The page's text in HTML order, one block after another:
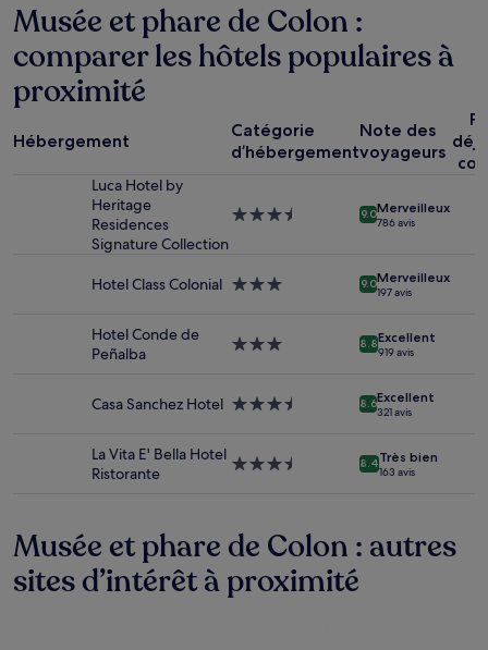
des
24 dernières
heures
sur
la
séjour
disponibilité
susceptibles
supplémentaires
Musée et phare de Colon :
comparer les hôtels populaires à
proximité
Hébergement
Catégorie
d’hébergement
Note des
voyageurs
Luca Hotel by
Heritage
Residences
Signature Collection
Hébergement
9.0Merveilleux
786 avis
Hotel Class Colonial Hébergement
9.0Merveilleux
197 avis
Hotel Conde de
Peñalba
Hébergement
8.8Excellent
919 avis
Casa Sanchez Hotel Hébergement
8.6Excellent
321 avis
La Vita E' Bella Hotel
Ristorante
Hébergement
8.4Très bien
163 avis
Musée et phare de Colon : autres
sites d’intérêt à proximité